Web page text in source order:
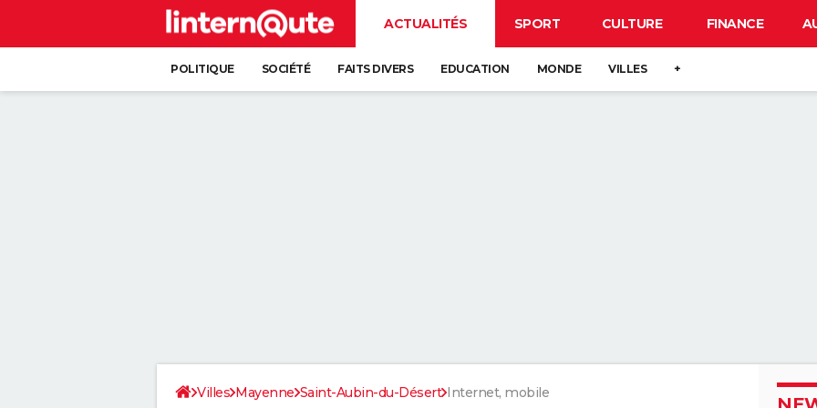
ACTUALITÉS SPORT CULTURE FINANCE
POLITIQUE SOCIÉTÉ FAITS DIVERS EDUCATION MONDE VILLES +
Villes Mayenne Saint-Aubin-du-Désert Internet, mobile